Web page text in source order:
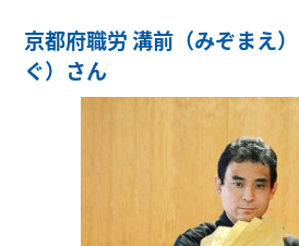
京都府職労 溝前（みぞまえ
ぐ）さん